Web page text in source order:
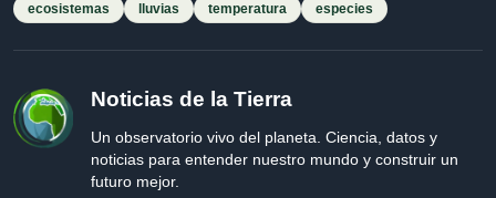
ecosistemas
lluvias temperatura especies
Noticias de la Tierra
Un observatorio vivo del planeta. Ciencia, datos y
noticias para entender nuestro mundo y construir un
futuro mejor.